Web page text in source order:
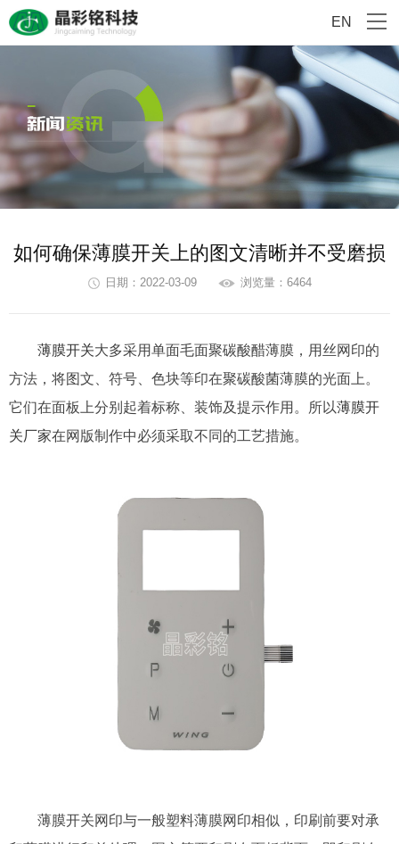
EN
如何确保薄膜开关上的图文清晰并不受磨损
日期：2022-03-09 浏览量：6464
薄膜开关大多采用单面毛面聚碳酸醋薄膜，用丝网印的
方法，将图文、符号、色块等印在聚碳酸菌薄膜的光面上。
它们在面板上分别起着标称、装饰及提示作用。所以薄膜开
关厂家在网版制作中必须采取不同的工艺措施。
薄膜开关网印与一般塑料薄膜网印相似，印刷前要对承